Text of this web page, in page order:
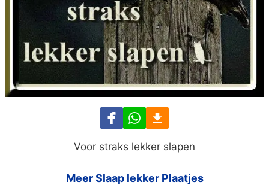
Voor straks lekker slapen
Meer Slaap lekker Plaatjes